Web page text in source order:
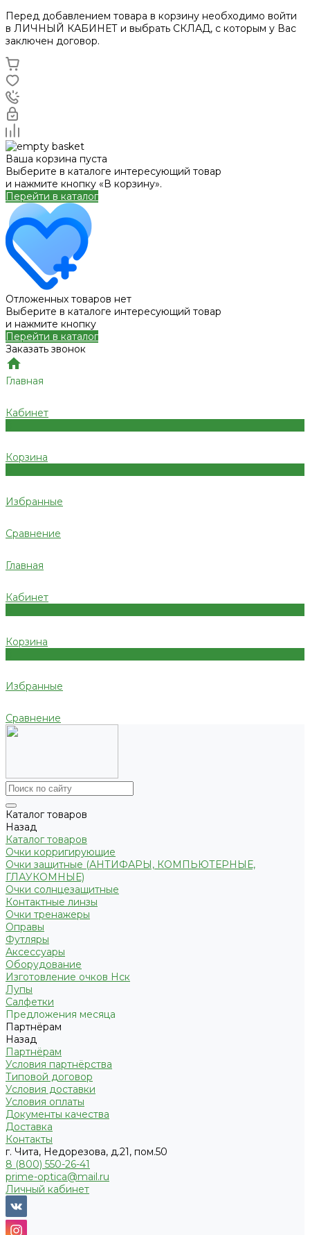
Перед добавлением товара в корзину необходимо войти
в ЛИЧНЫЙ КАБИНЕТ и выбрать СКЛАД, с которым у Вас
заключен договор.
Ваша корзина пуста
Выберите в каталоге интересующий товар
и нажмите кнопку «В корзину».
Перейти в каталог
Отложенных товаров нет
Выберите в каталоге интересующий товар
и нажмите кнопку
Перейти в каталог
Заказать звонок
Главная
Кабинет
Корзина
Избранные
Сравнение
Главная
Кабинет
Корзина
Избранные
Сравнение
Каталог товаров
Назад
Каталог товаров
Очки корригирующие
Очки защитные (АНТИФАРЫ, КОМПЬЮТЕРНЫЕ,
ГЛАУКОМНЫЕ)
Очки солнцезащитные
Контактные линзы
Очки тренажеры
Оправы
Футляры
Аксессуары
Оборудование
Изготовление очков Нск
Лупы
Салфетки
Предложения месяца
Партнёрам
Назад
Партнёрам
Условия партнёрства
Типовой договор
Условия доставки
Условия оплаты
Документы качества
Доставка
Контакты
г. Чита, Недорезова, д.21, пом.50
8 (800) 550-26-41
prime-optica@mail.ru
Личный кабинет